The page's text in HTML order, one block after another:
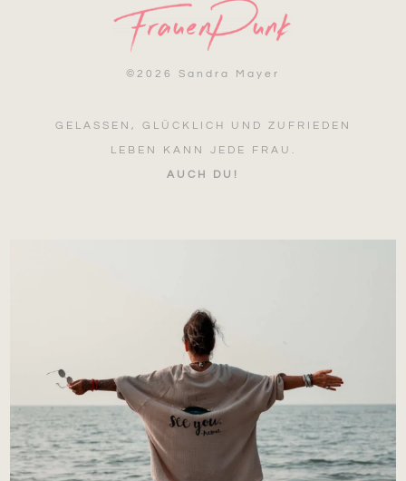
© 2026 Sandra Mayer
GELASSEN, GLÜCKLICH UND ZUFRIEDEN
LEBEN KANN JEDE FRAU.
AUCH DU!